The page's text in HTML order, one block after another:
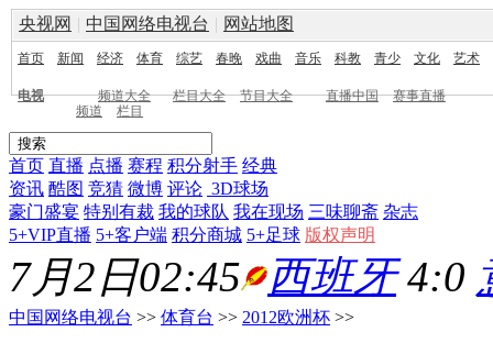
央视网 | 中国网络电视台 | 网站地图
首页 新闻 经济 体育 综艺 春晚 戏曲 音乐 科教 青少 文化 艺术
电视 频道大全 栏目大全 节目大全 直播中国
赛事直播
频道
栏目
首页 直播 点播 赛程 积分射手 经典
资讯 酷图 竞猜 微博 评论 3D球场
豪门盛宴 特别有裁 我的球队 我在现场 三味聊斋 杂志
5+VIP直播 5+客户端 积分商城 5+足球 版权声明
7月2日02:45 西班牙4:0
中国网络电视台 >> 体育台 >> 2012欧洲杯 >>